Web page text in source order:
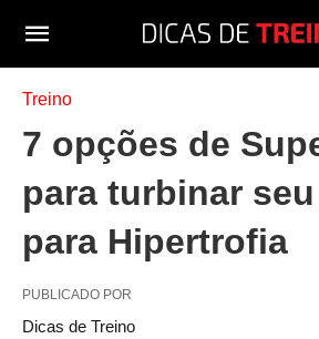
Treino
7 opções de
para turbinar
para Hipertrofia
PUBLICADO POR
Dicas de Treino